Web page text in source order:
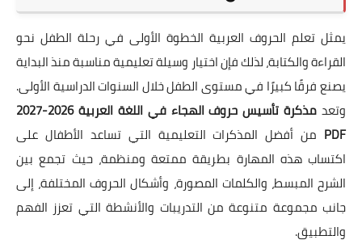
يمثل تعلم الحروف العربية الخطوة الأولى في رحلة الطفل نحو
القراءة والكتابة، لذلك فإن اختيار وسيلة تعليمية مناسبة منذ البداية
يصنع فرقًا كبيرًا في مستوى الطفل خلال السنوات الدراسية الأولى.
وتعد
مذكرة تأسيس حروف الهجاء في اللغة العربية 2026-2027
PDF من أفضل المذكرات التعليمية التي تساعد الأطفال على
اكتساب هذه المهارة بطريقة ممتعة ومنظمة، حيث تجمع بين
الشرح المبسط، والكلمات المصورة، وأشكال الحروف المختلفة، إلى
جانب مجموعة متنوعة من التدريبات والأنشطة التي تعزز الفهم
والتطبيق.